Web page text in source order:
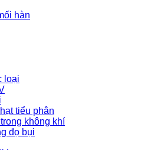
hàn
loại
tiểu phân
không khí
đọ bụi